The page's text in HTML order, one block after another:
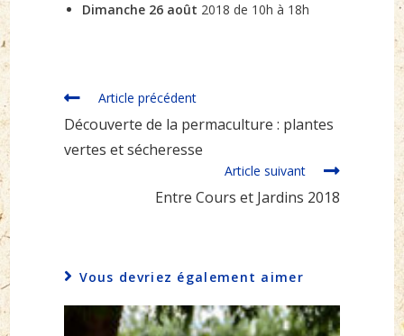
Dimanche 26 août 2018 de 10h à 18h
Read
articles
Article précédent
Découverte de la permaculture : plantes
vertes et sécheresse
Article suivant
Entre Cours et Jardins 2018
Vous devriez également aimer